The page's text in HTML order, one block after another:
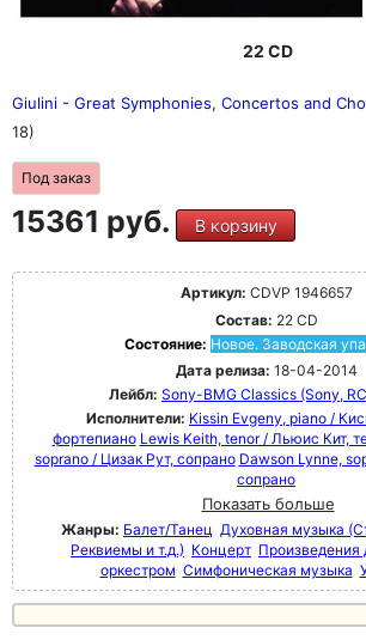
22 CD
Giulini - Great Symphonies, Concertos and
18)
Под заказ
15361 руб. В корзину
Артикул: CDVP 1946657
Состав: 22 CD
Состояние: Новое. Заводская
Дата релиза: 18-04-2014
Лейбл: Sony-BMG Classics (Sony,
Исполнители: Kissin Evgeny, piano /
фортепиано Lewis Keith, tenor / Льюис Кит,
soprano / Цизак Рут, сопрано Dawson Lynne,
сопрано
Показать больше
Жанры: Балет/Танец Духовная музыка
Реквиемы и т.д.) Концерт Произведения
оркестром Симфоническая музыка